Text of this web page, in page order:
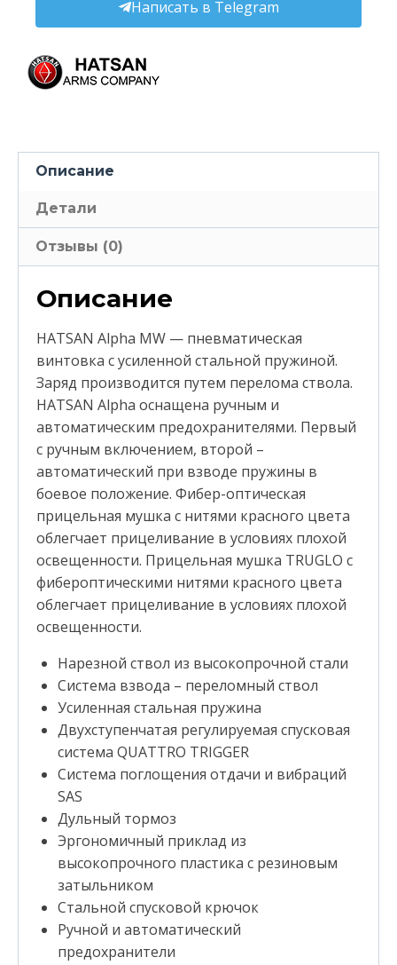
Написать в Telegram
Описание
Детали
Отзывы (0)
Описание
HATSAN Alpha MW — пневматическая
винтовка с усиленной стальной пружиной.
Заряд производится путем перелома ствола.
HATSAN Alpha оснащена ручным и
автоматическим предохранителями. Первый
с ручным включением, второй –
автоматический при взводе пружины в
боевое положение. Фибер-оптическая
прицельная мушка с нитями красного цвета
облегчает прицеливание в условиях плохой
освещенности. Прицельная мушка TRUGLO с
фибероптическими нитями красного цвета
облегчает прицеливание в условиях плохой
освещенности.
Нарезной ствол из высокопрочной стали
Система взвода – переломный ствол
Усиленная стальная пружина
Двухступенчатая регулируемая спусковая
система QUATTRO TRIGGER
Система поглощения отдачи и вибраций
SAS
Дульный тормоз
Эргономичный приклад из
высокопрочного пластика с резиновым
затыльником
Стальной спусковой крючок
Ручной и автоматический
предохранители